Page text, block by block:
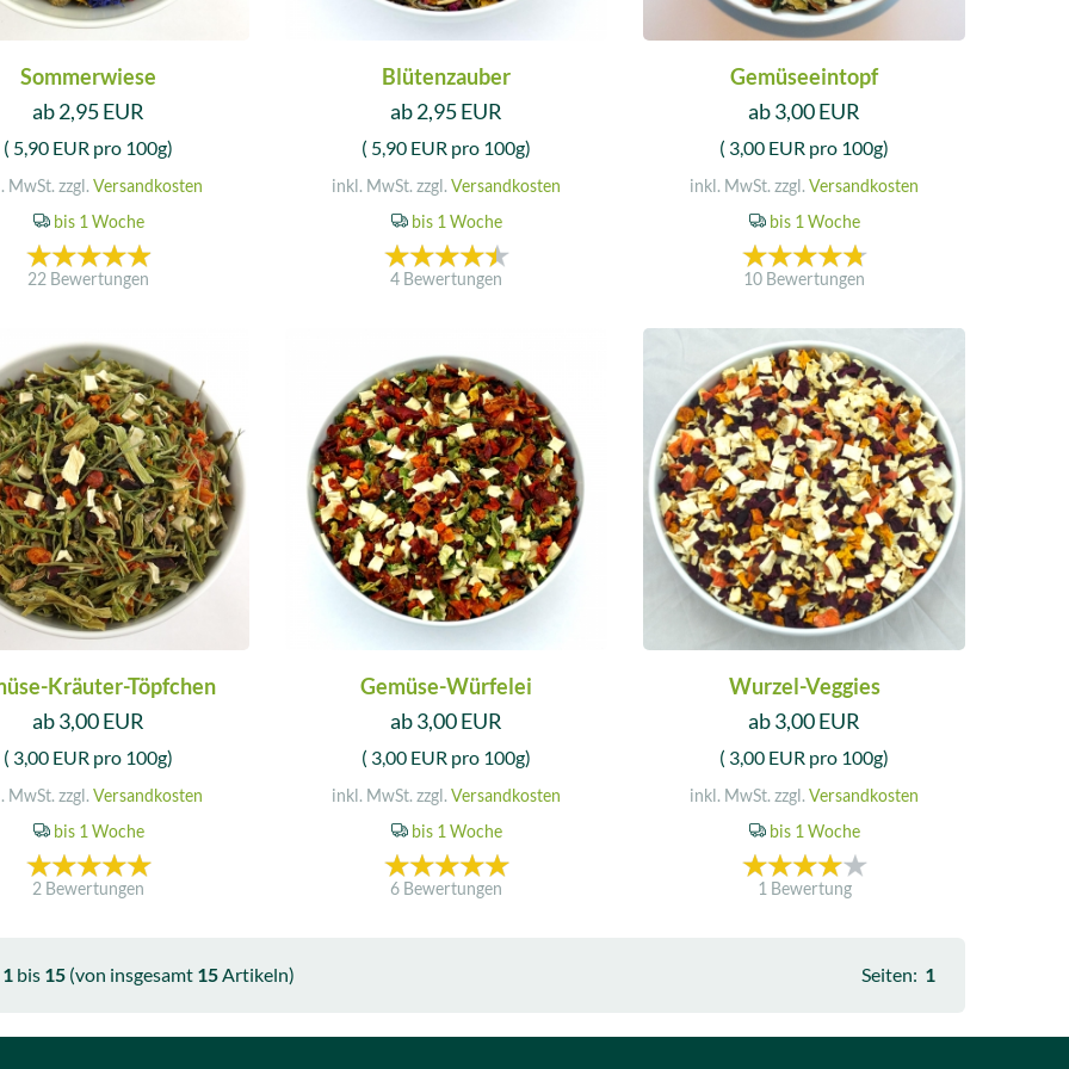
Sommerwiese
ab 2,95 EUR
( 5,90 EUR pro 100g)
MwSt. zzgl. Versandkosten
bis 1 Woche
22 Bewertungen
Blütenzauber
ab 2,95 EUR
( 5,90 EUR pro 100g)
inkl. MwSt. zzgl. Versandkosten
bis 1 Woche
4 Bewertungen
Gemüseeintopf
ab 3,00 EUR
( 3,00 EUR pro 100g)
inkl. MwSt. zzgl. Versandkosten
bis 1 Woche
10 Bewertungen
Kräuter-Töpfchen
ab 3,00 EUR
( 3,00 EUR pro 100g)
MwSt. zzgl. Versandkosten
bis 1 Woche
2 Bewertungen
Gemüse-Würfelei
ab 3,00 EUR
( 3,00 EUR pro 100g)
inkl. MwSt. zzgl. Versandkosten
bis 1 Woche
6 Bewertungen
Wurzel-Veggies
ab 3,00 EUR
( 3,00 EUR pro 100g)
inkl. MwSt. zzgl. Versandkosten
bis 1 Woche
1 Bewertung
1 bis 15 (von insgesamt 15Artikeln) Seiten: 1